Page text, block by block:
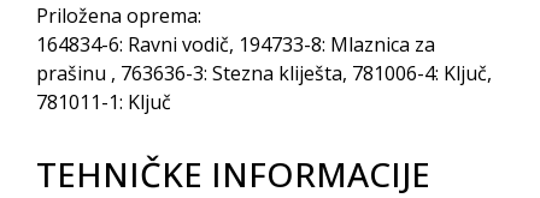
Priložena oprema:
164834-6: Ravni vodič, 194733-8: Mlaznica za
prašinu , 763636-3: Stezna kliješta, 781006-4: Ključ,
781011-1: Ključ
TEHNIČKE INFORMACIJE